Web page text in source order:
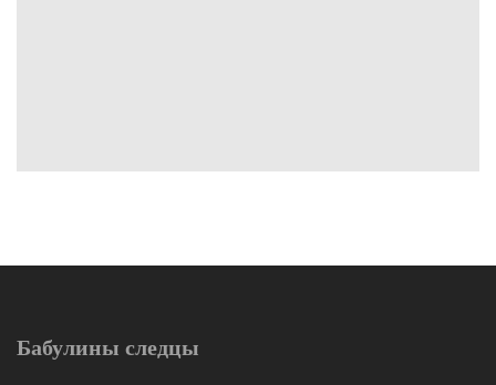
Бабулины следцы